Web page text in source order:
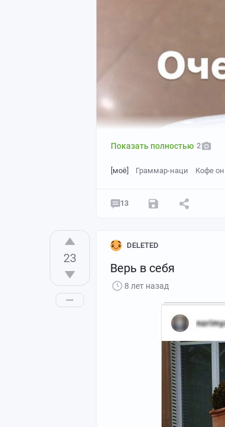
Показать полностью 2
[моё] Граммар-наци Кофе
13
23
DELETED
Верь в себя
8 лет назад